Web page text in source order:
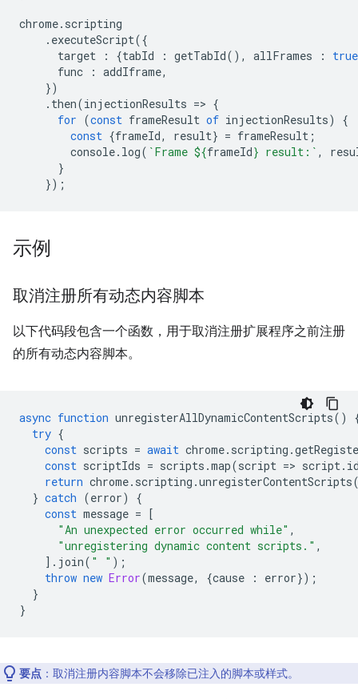
chrome. scripting
. executeScript({
target
: {tabId : getTabId(), allFrames :
true
func
: addIframe,
})
. then(injectionResults => {
for (const frameResult of injectionResults)
{
const {frameId, result} = frameResult ;
console. log( `Frame ${frameId} result:` ,
}
});
示例
取消注册所有动态内容脚本
以下代码段包含一个函数，用于取消注册扩展程序之前注册
的所有动态内容脚本。
async function unregisterAllDynamicContentScripts()
try {
const scripts = await chrome. scripting .
const scriptIds = scripts .map(script => script.
return chrome. scripting .unregisterContentScripts
} catch (error)
{
const message = [
"An unexpected error occurred while" ,
"unregistering dynamic content scripts." ,
]. join( " " );
throw new Error(message, {cause : error});
}
}
要点 ：取消注册内容脚本不会移除已注入的脚本或样式。